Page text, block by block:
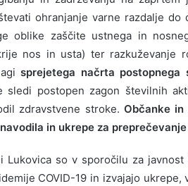
ohranjanje varne razdalje
oblike zaščite ustnega in
nos in usta) ter razkuževanje
sprejetega načrta postopnega
sledi postopen zagon številnih
zdravstvene stroke. Občanke
in ukrepe za
Lukovica so v sporočilu za
COVID-19 in izvajajo